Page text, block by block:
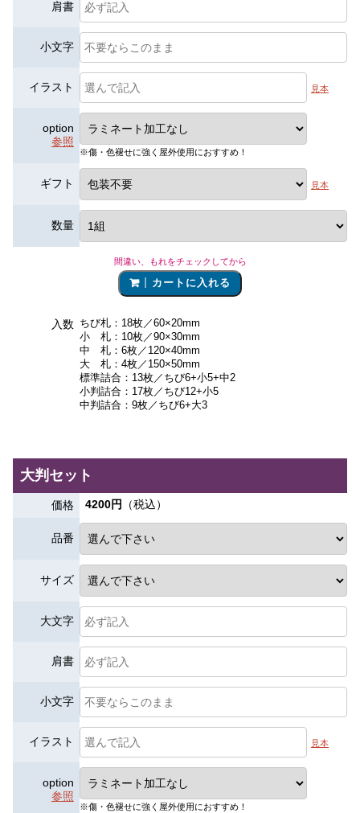
肩書
小文字
イラスト 見本
option
参照
※傷・色褪せに強く屋外使用におすすめ！
ギフト 見本
数量
間違い、もれをチェックしてから
カートに入れる
入数 ちび札：18枚／60×20mm
小 札：10枚／90×30mm
中 札：6枚／120×40mm
大 札：4枚／150×50mm
標準詰合：13枚／ちび6+小5+中2
小判詰合：17枚／ちび12+小5
中判詰合：9枚／ちび6+大3
大判セット
価格 4200円 （税込）
品番
サイズ
大文字
肩書
小文字
イラスト 見本
option
参照
※傷・色褪せに強く屋外使用におすすめ！